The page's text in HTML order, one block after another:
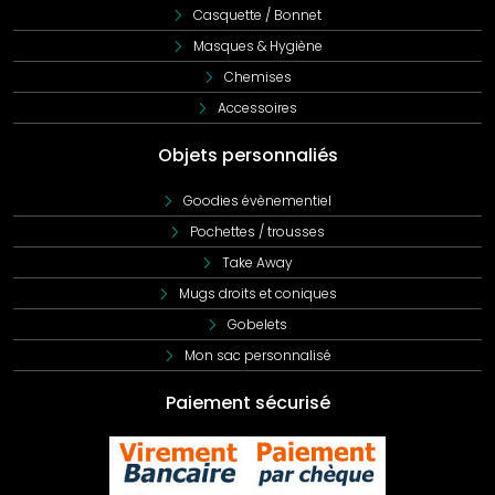
Casquette / Bonnet
Masques & Hygiène
Chemises
Accessoires
Objets personnaliés
Goodies évènementiel
Pochettes / trousses
Take Away
Mugs droits et coniques
Gobelets
Mon sac personnalisé
Paiement sécurisé